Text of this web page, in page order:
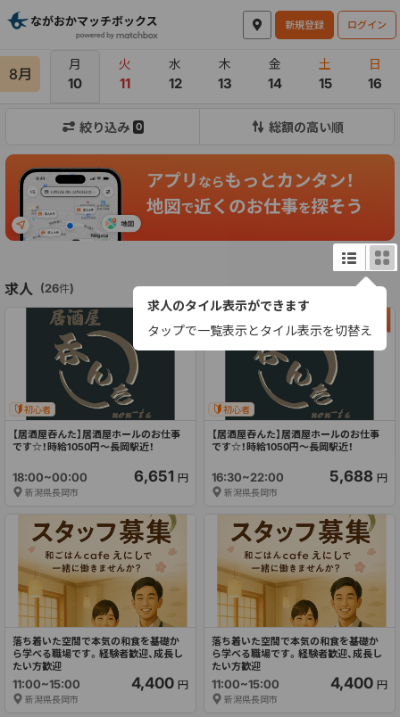
新規登録 ログイン
8月
月 火 水 木 金 土 日
10 11 12 13 14 15 16
絞り込み 0 総額の高い順
求人 (26件)
初心者
【居酒屋吞んた】居酒屋ホールのお仕事
です☆！時給1050円～長岡駅近！
18:00~00:00 6,651 円
新潟県長岡市
初心者
【居酒屋吞んた】居酒屋ホールのお仕事
です☆！時給1050円～長岡駅近！
16:30~22:00 5,688 円
新潟県長岡市
落ち着いた空間で本気の和食を基礎か
ら学べる職場です。経験者歓迎、成長し
たい方歓迎
11:00~15:00 4,400 円
新潟県長岡市
落ち着いた空間で本気の和食を基礎か
ら学べる職場です。経験者歓迎、成長し
たい方歓迎
11:00~15:00 4,400 円
新潟県長岡市
求人のタイル表示ができます
タップで一覧表示とタイル表示を切替え